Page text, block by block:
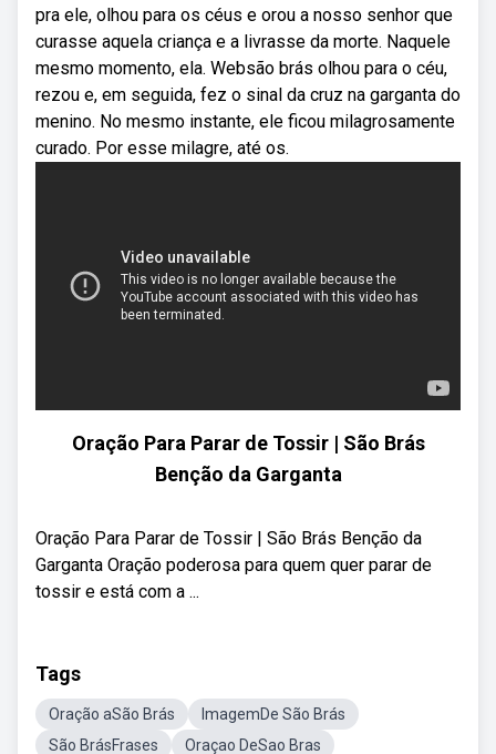
pra ele, olhou para os céus e orou a nosso senhor que
curasse aquela criança e a livrasse da morte. Naquele
mesmo momento, ela. Websão brás olhou para o céu,
rezou e, em seguida, fez o sinal da cruz na garganta do
menino. No mesmo instante, ele ficou milagrosamente
curado. Por esse milagre, até os.
Oração Para Parar de Tossir | São Brás
Benção da Garganta
Oração Para Parar de Tossir | São Brás Benção da
Garganta Oração poderosa para quem quer parar de
tossir e está com a ...
Tags
Oração aSão Brás
ImagemDe São Brás
São BrásFrases
Oraçao DeSao Bras